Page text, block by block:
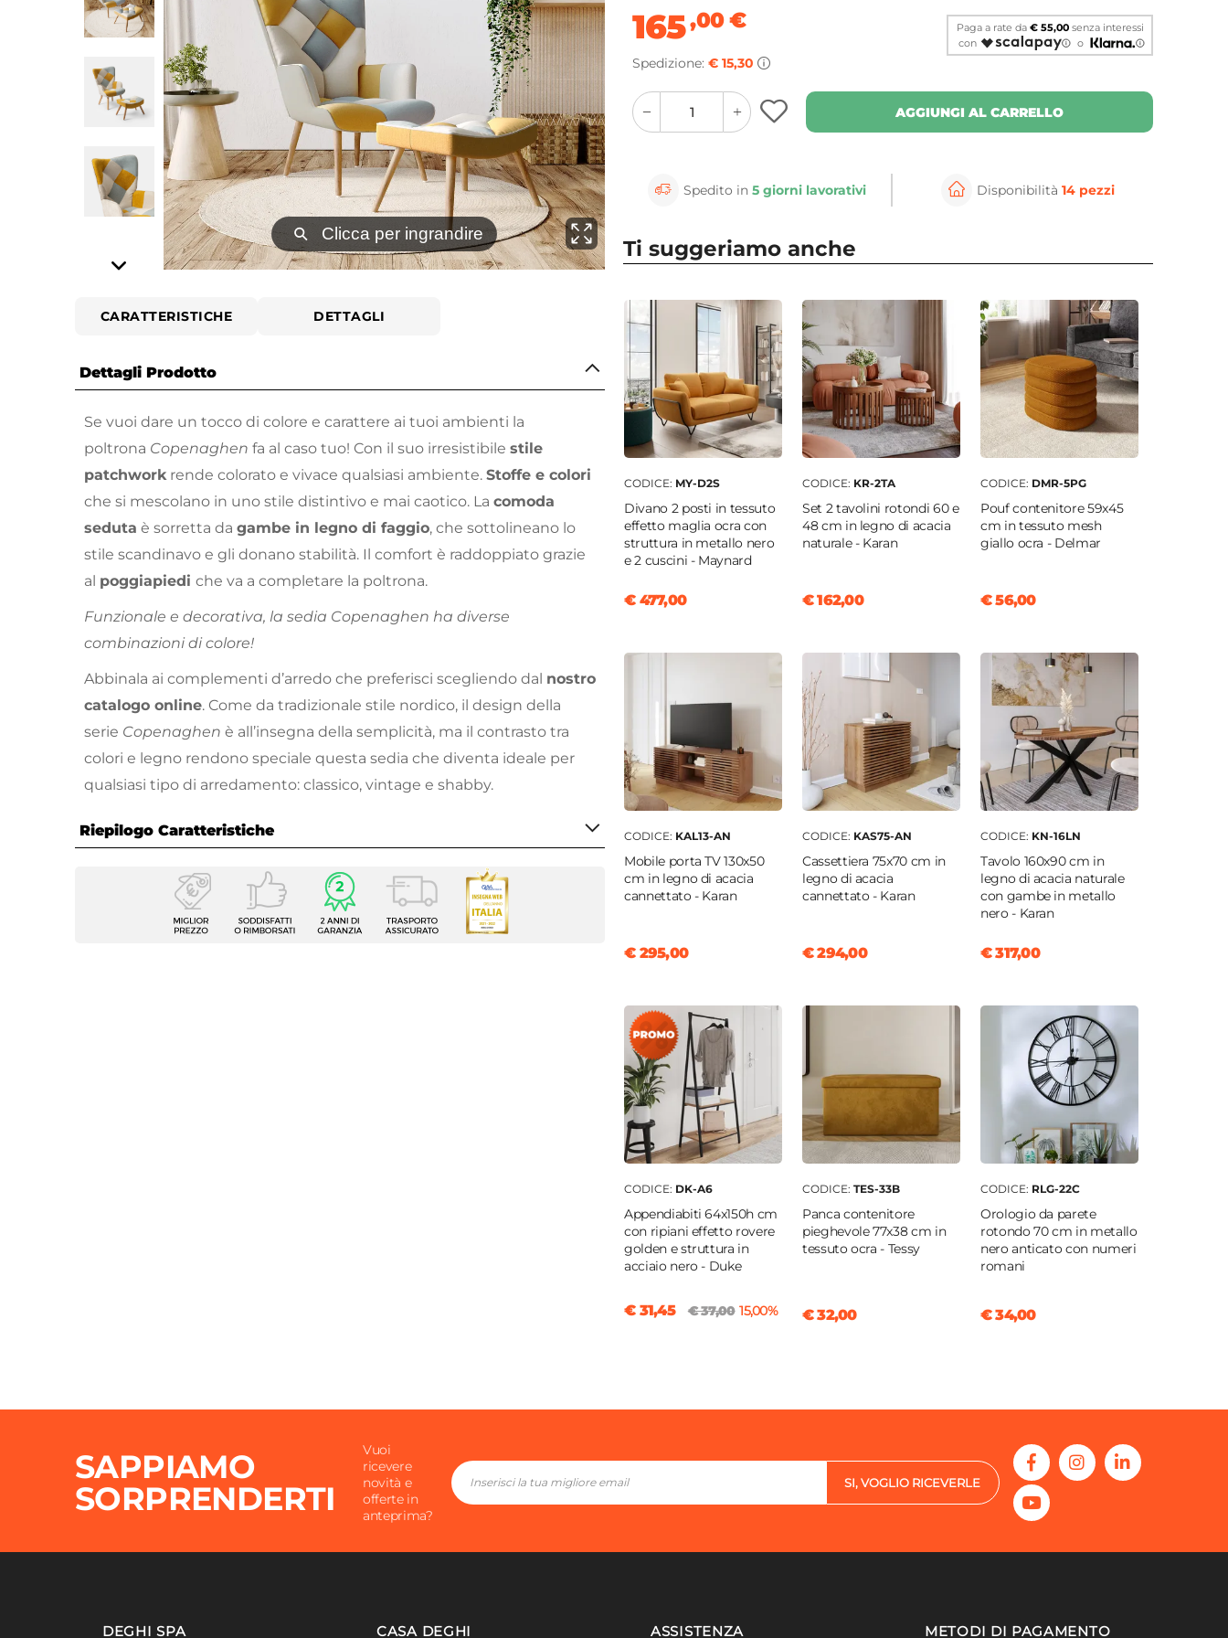
⚲ Clicca per ingrandire ⚲
CARATTERISTICHE DETTAGLI
Dettagli Prodotto
Se vuoi dare un tocco di colore e carattere ai tuoi ambienti la
poltrona Copenaghen fa al caso tuo! Con il suo irresistibile stile
patchworkrende colorato e vivace qualsiasi ambiente. Stoffe e colori
che si mescolano in uno stile distintivo e mai caotico. La comoda
seduta è sorretta da gambe in legno di faggio, che sottolineano lo
stile scandinavo e gli donano stabilità. Il comfort è raddoppiato grazie
al poggiapiedi che va a completare la poltrona.
Funzionale e decorativa, la sedia Copenaghen ha diverse
combinazioni di colore!
Abbinala ai complementi d’arredo che preferisci scegliendo dal nostro
catalogo online. Come da tradizionale stile nordico, il design della
serie Copenaghen è all’insegna della semplicità, ma il contrasto tra
colori e legno rendono speciale questa sedia che diventa ideale per
qualsiasi tipo di arredamento: classico, vintage e shabby.
Riepilogo Caratteristiche
Caratteristiche
Poltrona
Numero Elementi
2 elementi
165,00€
Spedizione: € 15,30
Paga a rate da € 55,00senza interessi
con
o
quantity
button
quantity
minus
button
AGGIUNGI AL CARRELLO
Spedito in5 giorni lavorativi Disponibilità 14 pezzi
Ti suggeriamo anche
CODICE: MY-D2S
Divano 2 posti in tessuto
effetto maglia ocra con
struttura in metallo nero
e 2 cuscini - Maynard
€ 477,00
CODICE: KR-2TA
Set 2 tavolini rotondi 60 e
48 cm in legno di acacia
naturale - Karan
€ 162,00
CODICE: DMR-5PG
Pouf contenitore 59x45
cm in tessuto mesh
giallo ocra - Delmar
€ 56,00
CODICE: KAL13-AN
Mobile porta TV 130x50
cm in legno di acacia
cannettato - Karan
€ 295,00
CODICE: KAS75-AN
Cassettiera 75x70 cm in
legno di acacia
cannettato - Karan
€ 294,00
CODICE: KN-16LN
Tavolo 160x90 cm in
legno di acacia naturale
con gambe in metallo
nero - Karan
€ 317,00
CODICE: DK-A6
Appendiabiti 64x150h cm
con ripiani effetto rovere
golden e struttura in
acciaio nero - Duke
€ 31,45 € 37,00 15,00%
CODICE: TES-33B
Panca contenitore
pieghevole 77x38 cm in
tessuto ocra - Tessy
€ 32,00
CODICE: RLG-22C
Orologio da parete
rotondo 70 cm in metallo
nero anticato con numeri
romani
€ 34,00
SAPPIAMO
SORPRENDERTI
Vuoi
ricevere
novità e
offerte in
anteprima?
SI, VOGLIO RICEVERLE
DEGHI SPA CASA DEGHI ASSISTENZA METODI DI PAGAMENTO